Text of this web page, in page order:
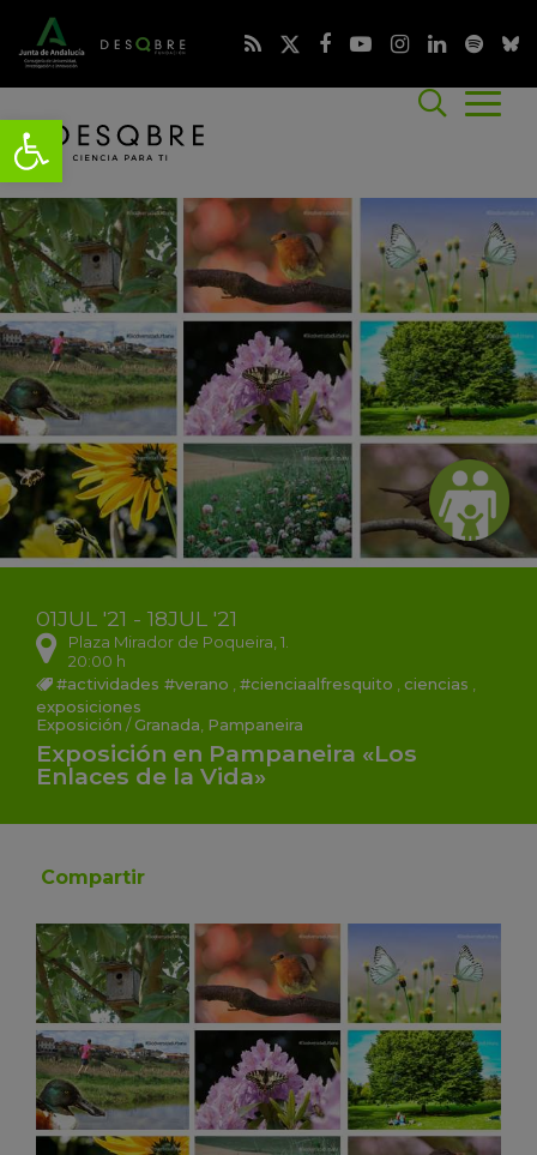
01JUL '21 - 18JUL '21
Plaza Mirador de Poqueira, 1.
20:00 h
#actividades #verano ,#cienciaalfresquito ,ciencias ,
exposiciones
Exposición / Granada, Pampaneira
Exposición en Pampaneira «Los
Enlaces de la Vida»
Compartir